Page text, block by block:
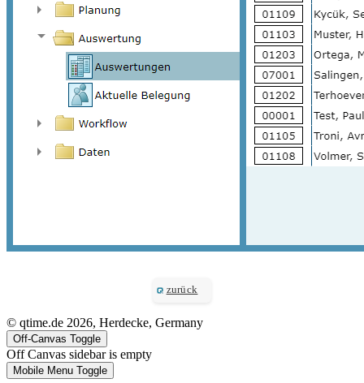
zurück
© qtime.de 2026, Herdecke, Germany
Off-Canvas Toggle
Off Canvas sidebar is empty
Mobile Menu Toggle